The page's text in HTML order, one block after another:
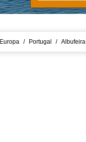
Europa / Portugal / Albufeira